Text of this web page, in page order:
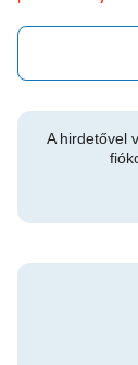
A hirdetővel